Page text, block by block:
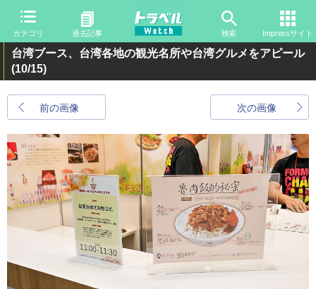
カテゴリ 過去記事 検索 Impressサイト
台湾ブース、台湾各地の観光名所や台湾グルメをアピール
(10/15)
前の画像 次の画像